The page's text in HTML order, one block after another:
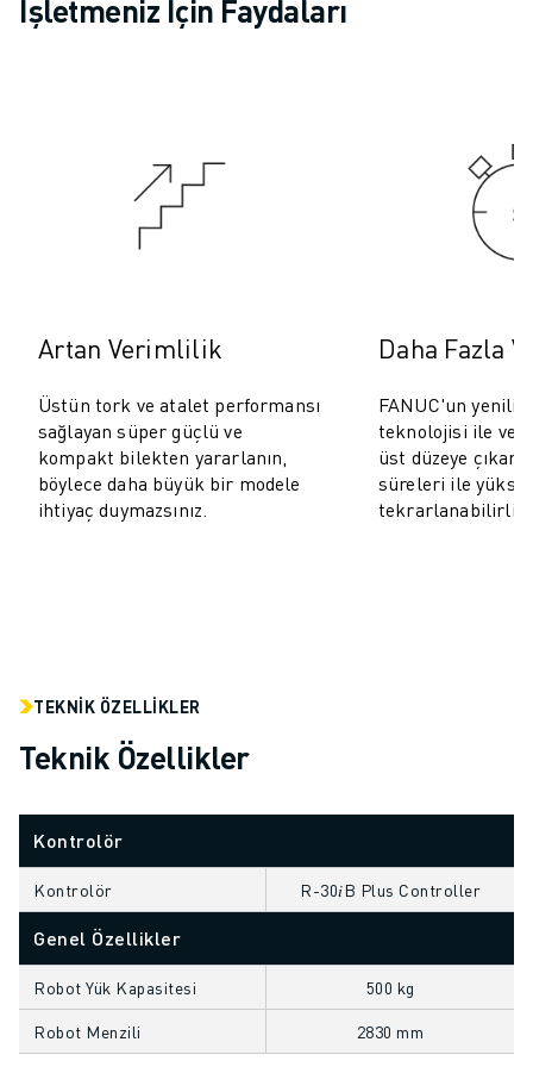
ROBOSHOT TOPLAM SAHIP OLMA MALIYETI
ROBOCUT ÖNLEYICI BAKIM
ÜRÜN KAYDI » FANUC PORTAL
ÇÖZÜMLER
ENDÜSTRILER
TÜM SEKTÖRLER
HAVACILIK
OTOMOTIV
DEPOLAMA, LOJISTIK, SEVKIYAT
UYGULAMALAR
TÜM UYGULAMALAR
ARK KAYNAĞI
BIRLEŞTIRME
CNC TAŞLAMA
CNC FREZELEME
CNC TORNA
YÜKSEK HIZLI DELME VE KILAVUZ ÇEKME
ENJEKSIYON
MAKINE BESLEME
İşletmeniz İçin Faydaları
Artan Verimlilik
Üstün tork ve atalet performansı
sağlayan süper güçlü ve
kompakt bilekten yararlanın,
böylece daha büyük bir modele
ihtiyaç duymazsınız.
Daha Fazla
FANUC'un
teknolojisi ile
üst düzeye
süreleri ile
TEKNIK ÖZELLIKLER
Teknik Özellikler
Kontrolör
Kontrolör R-30𝑖B Plus Controller
Genel Özellikler
Robot Yük Kapasitesi 500 kg
Robot Menzili 2830 mm